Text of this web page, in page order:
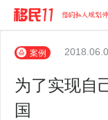
案例
为了实现自
国